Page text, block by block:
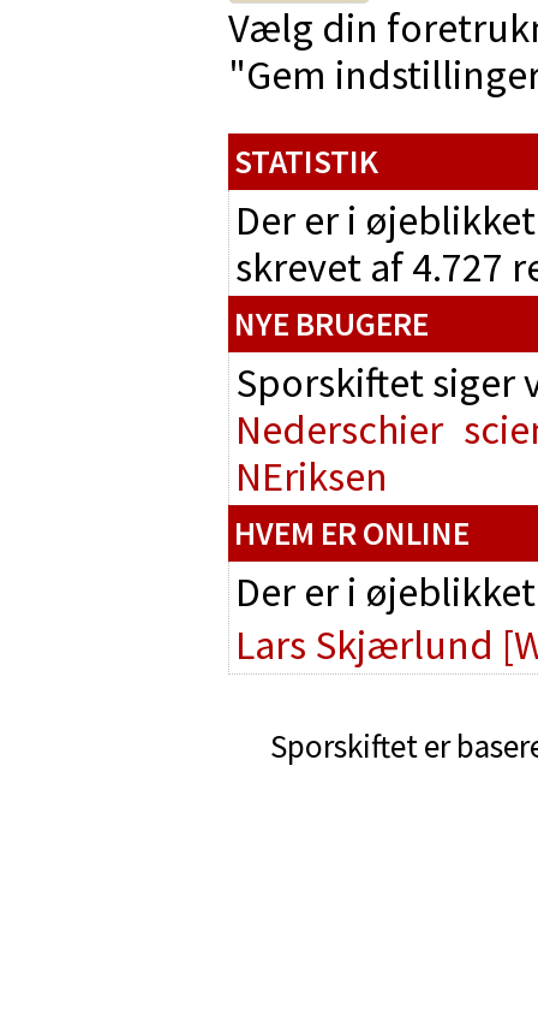
Vælg din
"Gem
STATISTIK
Der er i
skrevet af 4.727
NYE BRUGERE
Sporskiftet
Nederschier
NEriksen
HVEM ER ONLINE
Der er i
Lars Skjærlund
Sporskiftet er